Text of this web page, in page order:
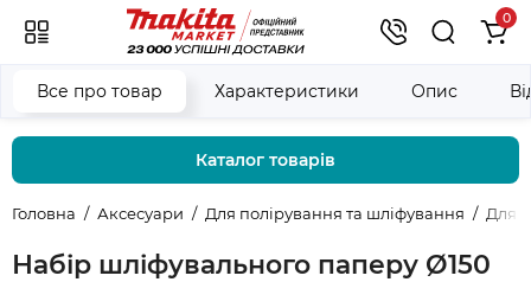
0
Каталог товарів
Головна Аксесуари Для полірування та шліфування Для
Набір шліфувального паперу Ø150
Все про товар Характеристики Опис